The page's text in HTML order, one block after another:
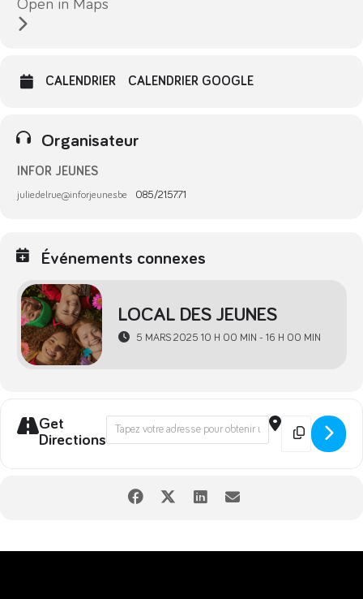
Open in Maps
CALENDRIER CALENDRIER GOOGLE
Organisateur
INFOR JEUNES
julie.delrue@inforjeunes.be 085/21.57.71
Événements connexes
LOCAL DES JEUNES
5 MARS 2025 10 H 00 MIN - 16 H 00 MIN
Get
Directions
Address - Aide à l'étude | Permis
Destination